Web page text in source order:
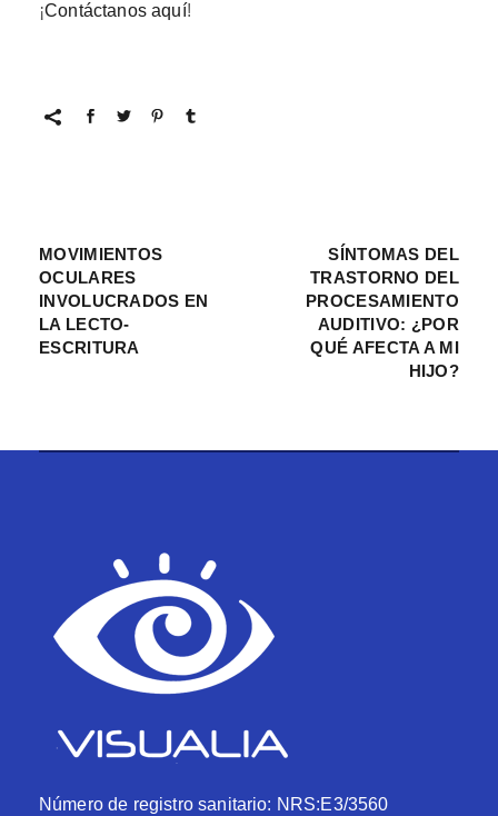
¡Contáctanos aquí!
MOVIMIENTOS
OCULARES
INVOLUCRADOS EN
LA LECTO-
ESCRITURA
SÍNTOMAS DEL
TRASTORNO DEL
PROCESAMIENTO
AUDITIVO: ¿POR
QUÉ AFECTA A MI
HIJO?
Número de registro sanitario: NRS:E3/3560